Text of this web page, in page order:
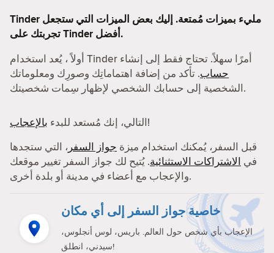
Tinder مليء بميزات مُمتعة. إليك بعض الميزات التي ستجعل
تجربتك على Tinder أفضل.
أولاً ، يُعد استخدام Tinder أمرًا سهلاً. تحتاج فقط إلى إنشاء
حساب. تأكد من إضافة اهتماماتِك وصورِك ومعلوماتك
الشخصية إلى حسابك الشخصي لإظهار سِمات شخصيتك.
التالي، إنك مُستعد للبدء بالإعجاب
!
قبل السفر، يُمكنك استخدام ميزة جواز السفر ، التي ستجدها
في الاشتراكات الاستثنائية. يُتيح لك جواز السفر تغيير موقعك
والإعجاب مع أعضاء في مدينة أو بلدة أخرى.
خاصية جواز السفر إلى أي مكان
الإعجاب بأي شخص حول العالم. باريس، لوس أنجلوس،
سيدني، انطلق!